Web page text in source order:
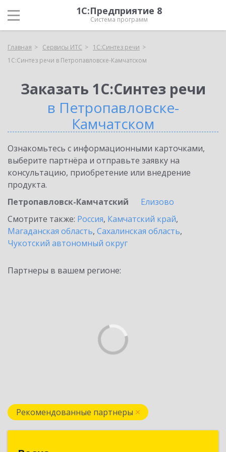
1С:Предприятие 8
Система программ
Главная Сервисы ИТС
1С:Синтез речи
1С:Синтез речи в Петропавловске-Камчатском
Заказать 1С:Синтез речи
в Петропавловске-
Камчатском
Ознакомьтесь с информационными карточками,
выберите партнёра и отправьте заявку на
консультацию, приобретение или внедрение
продукта.
Петропавловск-Камчатский
Елизово
Смотрите также: Россия, Камчатский край,
Магаданская область, Сахалинская область,
Чукотский автономный округ
Партнеры в вашем регионе:
Рекомендованные партнеры